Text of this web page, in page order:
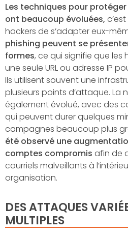
Les techniques pour
ont beaucoup évoluées,
hackers de s’adapter eux-
phishing peuvent se
formes, ce qui signifie que les
une seule URL ou adresse IP
Ils utilisent souvent une
plusieurs points d’attaque. La
également évolué, avec des
qui peuvent durer quelques
campagnes beaucoup plus
été observé une
comptes compromis afin de
courriels malveillants à
organisation.
DES ATTAQUES
MULTIPLES